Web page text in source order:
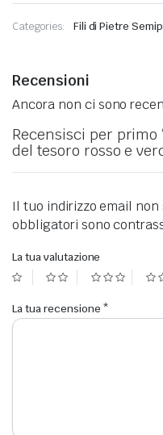
e
verde
quantità
Categories: Fili di Pietre
Recensioni
Ancora non ci sono
Recensisci per primo
del tesoro rosso e
Il tuo indirizzo email
obbligatori sono
La tua valutazione
La tua recensione *